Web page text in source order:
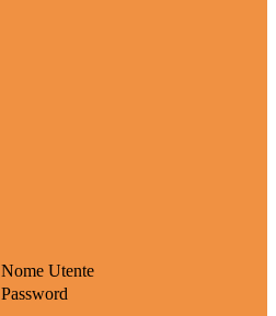
Nome Utente
Password